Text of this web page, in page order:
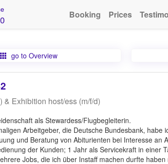
Booking Prices
go to Overview
& Exhibition host/ess (m/f/d)
als Stewardess/Flugbegleiterin.
Arbeitgeber, die Deutsche Bundesbank, habe
und Beratung von Abiturienten bei Interesse an
der Kunden; 1 Jahr als Servicekraft in einer
Jobs, die ich über Instaff machen durfte